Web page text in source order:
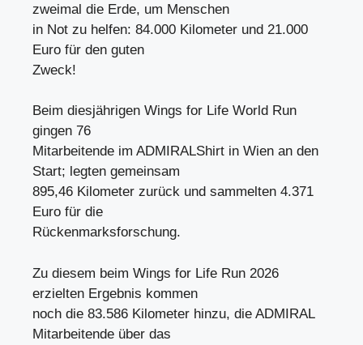
zweimal die Erde, um Menschen
in Not zu helfen: 84.000 Kilometer und 21.000
Euro für den guten
Zweck!
Beim diesjährigen Wings for Life World Run
gingen 76
Mitarbeitende im ADMIRALShirt in Wien an den
Start; legten gemeinsam
895,46 Kilometer zurück und sammelten 4.371
Euro für die
Rückenmarksforschung.
Zu diesem beim Wings for Life Run 2026
erzielten Ergebnis kommen
noch die 83.586 Kilometer hinzu, die ADMIRAL
Mitarbeitende über das